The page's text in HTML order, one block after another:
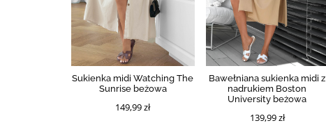
Sukienka midi Watching The
Sunrise beżowa
149,99 zł
Bawełniana sukienka midi z
nadrukiem Boston
University beżowa
139,99 zł